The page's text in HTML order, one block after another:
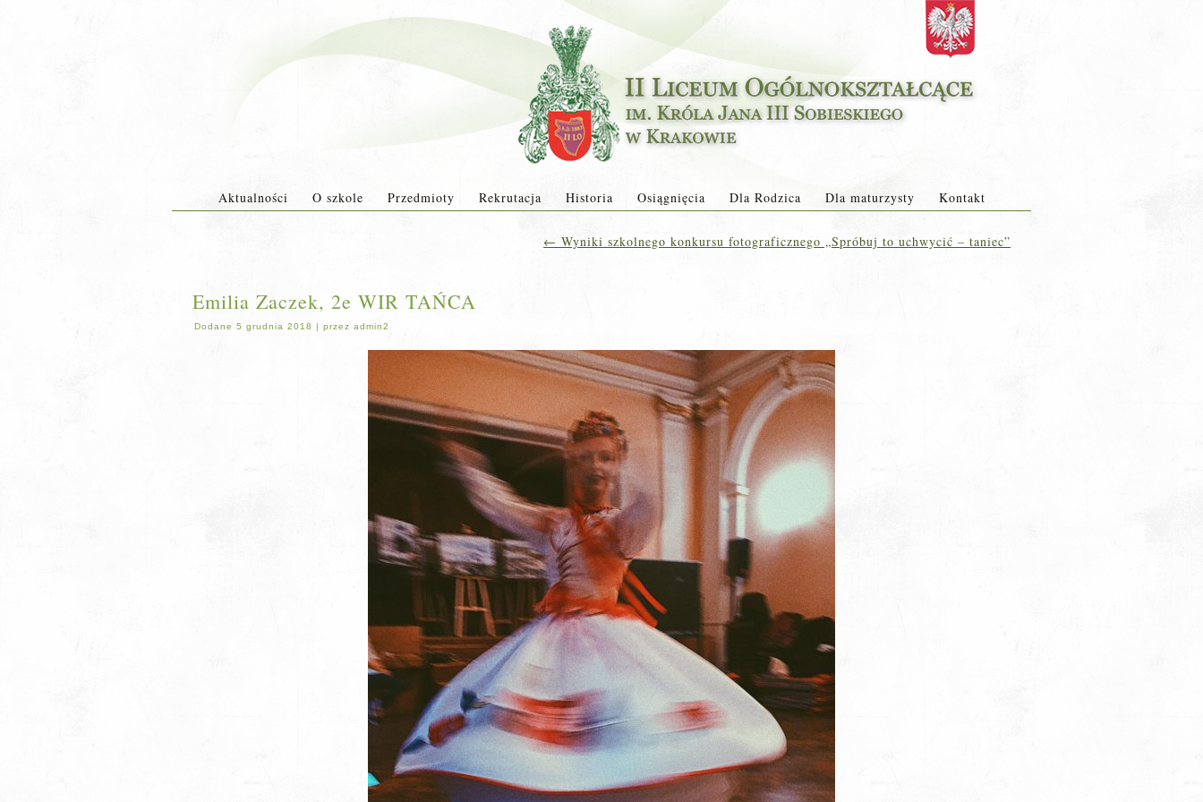
Aktualności O szkole Przedmioty Rekrutacja Historia Osiągnięcia Dla Rodzica Dla maturzysty Kontakt
← Wyniki szkolnego konkursu fotograficznego „Spróbuj to uchwycić – taniec”
Emilia Zaczek, 2e WIR TAŃCA
Dodane 5 grudnia 2018 | przez admin2